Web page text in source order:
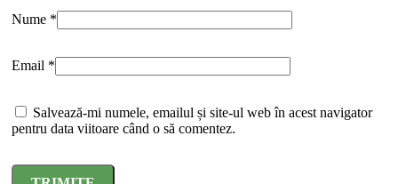
Nume *
Email *
Salvează-mi numele, emailul și site-ul web în acest navigator
pentru data viitoare când o să comentez.